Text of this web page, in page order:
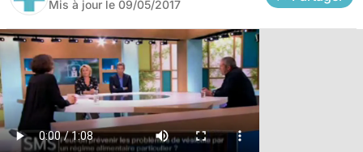
Mis à jour le 09/05/2017